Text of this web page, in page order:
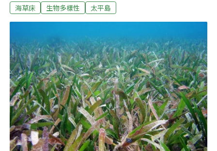
出的「潮集有話聊」系列講座第一場「當海龜遇上小
享他們近期發現重要的海龜研究成果。海草消失之謎：
「海龜樂園」太平島的生態失衡危機許嘉軒的研究計畫起
源於太平島的海草生態，從衛星上看到的，太平島面貌是
光禿、足以反光的白，反之，東沙島則被綠意盎然，被海
草床所圍繞。好奇海草床消失的背後原因是否與海龜相
關，許嘉軒與研究團隊開始利用無人機進行調查，並估算
出太平島周遭有上千隻海龜，密度相當高。他們數度在海
中設置能排除其他草食動物的籠子，實驗結果發現，籠子
內的海草高度明顯高於籠外。他們更嘗試了不同的海草種
類，都得
海草床 生物多樣性 太平島